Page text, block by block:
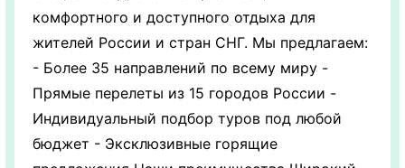
комфортного и доступного отдыха для
жителей России и стран СНГ. Мы предлагаем:
- Более 35 направлений по всему миру -
Прямые перелеты из 15 городов России -
Индивидуальный подбор туров под любой
бюджет - Эксклюзивные горящие